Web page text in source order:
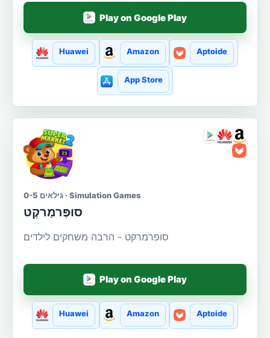
Play on Google Play
Huawei Amazon Aptoide
App Store
גילאים 0-5 · Simulation Games
סוּפֶּרמַרקֶט
סופרמרקט - הרבה משחקים לילדים
Play on Google Play
Huawei Amazon Aptoide